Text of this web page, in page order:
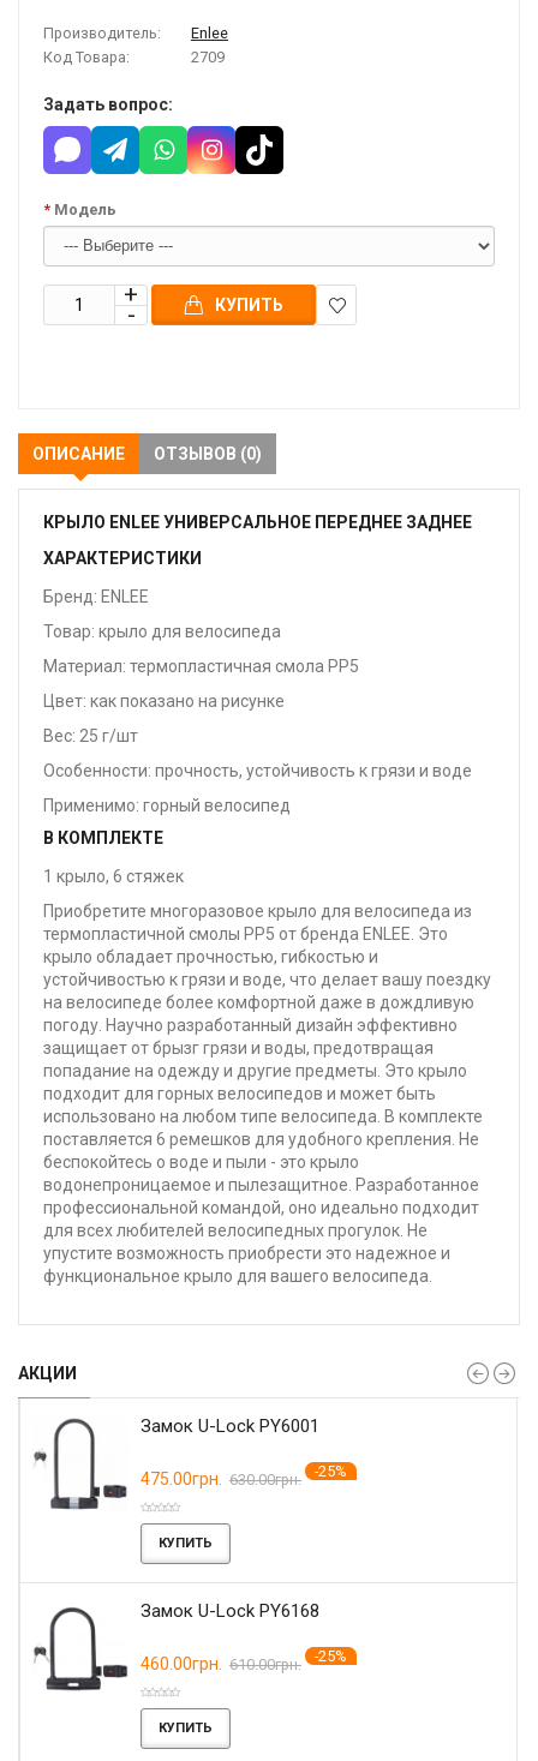
Производитель:
Enlee
Код Товара:
2709
Задать вопрос:
Модель
КУПИТЬ
ОПИСАНИЕ ОТЗЫВОВ (0)
КРЫЛО ENLEE УНИВЕРСАЛЬНОЕ ПЕРЕДНЕЕ ЗАДНЕЕ
ХАРАКТЕРИСТИКИ
Бренд: ENLEE
Товар: крыло для велосипеда
Материал: термопластичная смола PP5
Цвет: как показано на рисунке
Вес: 25 г/шт
Особенности: прочность, устойчивость к грязи и воде
Применимо: горный велосипед
В КОМПЛЕКТЕ
1 крыло, 6 стяжек
Приобретите многоразовое крыло для велосипеда из
термопластичной смолы PP5 от бренда ENLEE. Это
крыло обладает прочностью, гибкостью и
устойчивостью к грязи и воде, что делает вашу поездку
на велосипеде более комфортной даже в дождливую
погоду. Научно разработанный дизайн эффективно
защищает от брызг грязи и воды, предотвращая
попадание на одежду и другие предметы. Это крыло
подходит для горных велосипедов и может быть
использовано на любом типе велосипеда. В комплекте
поставляется 6 ремешков для удобного крепления. Не
беспокойтесь о воде и пыли - это крыло
водонепроницаемое и пылезащитное. Разработанное
профессиональной командой, оно идеально подходит
для всех любителей велосипедных прогулок. Не
упустите возможность приобрести это надежное и
функциональное крыло для вашего велосипеда.
АКЦИИ
Замок U-Lock PY6001
475.00грн. 630.00грн. -25%
КУПИТЬ
Замок U-Lock PY6168
460.00грн. 610.00грн. -25%
КУПИТЬ